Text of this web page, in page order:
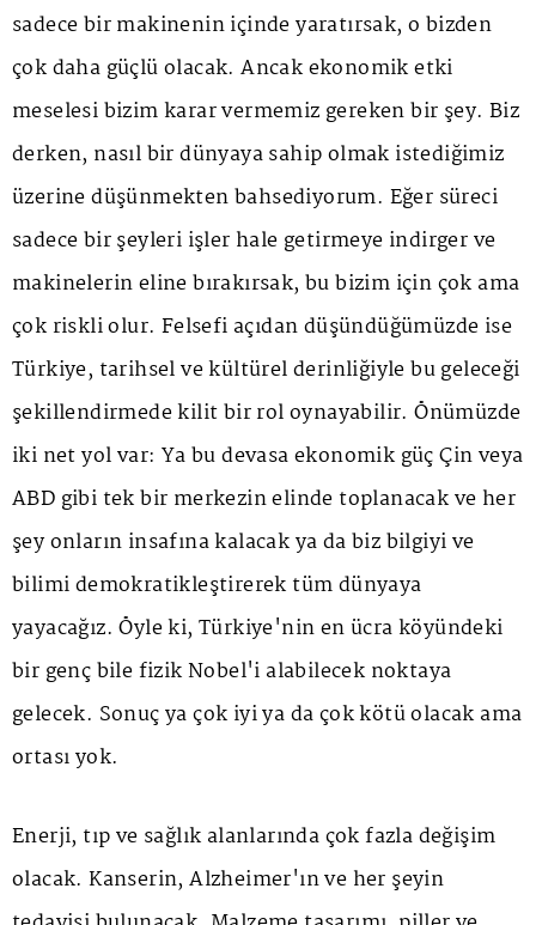
sadece bir makinenin içinde yaratırsak, o bizden
çok daha güçlü olacak. Ancak ekonomik etki
meselesi bizim karar vermemiz gereken bir şey. Biz
derken, nasıl bir dünyaya sahip olmak istediğimiz
üzerine düşünmekten bahsediyorum. Eğer süreci
sadece bir şeyleri işler hale getirmeye indirger ve
makinelerin eline bırakırsak, bu bizim için çok ama
çok riskli olur. Felsefi açıdan düşündüğümüzde ise
Türkiye, tarihsel ve kültürel derinliğiyle bu geleceği
şekillendirmede kilit bir rol oynayabilir. Önümüzde
iki net yol var: Ya bu devasa ekonomik güç Çin veya
ABD gibi tek bir merkezin elinde toplanacak ve her
şey onların insafına kalacak ya da biz bilgiyi ve
bilimi demokratikleştirerek tüm dünyaya
yayacağız. Öyle ki, Türkiye'nin en ücra köyündeki
bir genç bile fizik Nobel'i alabilecek noktaya
gelecek. Sonuç ya çok iyi ya da çok kötü olacak ama
ortası yok.
Enerji, tıp ve sağlık alanlarında çok fazla değişim
olacak. Kanserin, Alzheimer'ın ve her şeyin